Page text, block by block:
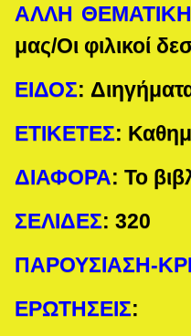
ΑΛΛΗ
μας/Οι φιλικοί
ΕΙΔΟΣ:
ΕΤΙΚΕΤΕΣ:
ΔΙΑΦΟΡΑ:Το
ΣΕΛΙΔΕΣ:320
ΠΑΡΟΥΣΙΑΣΗ-
ΕΡΩΤΗΣΕΙΣ: